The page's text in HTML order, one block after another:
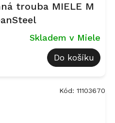
trouba MIELE M
Skladem v Miele
Do košíku
Kód: 11103670